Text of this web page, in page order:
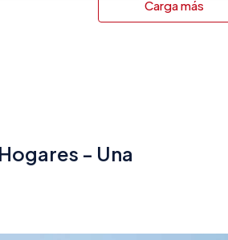
Carga más
- Una